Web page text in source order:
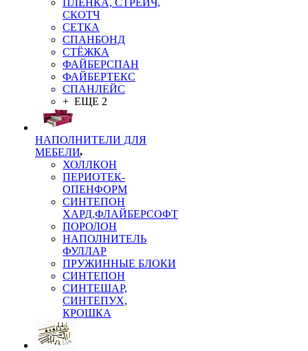
ПЛЁНКА, СТРЕЙЧ,
СКОТЧ
СЕТКА
СПАНБОНД
СТЁЖКА
ФАЙБЕРСПАН
ФАЙБЕРТЕКС
СПАНЛЕЙС
+ ЕЩЕ 2
НАПОЛНИТЕЛИ ДЛЯ
МЕБЕЛИ
ХОЛЛКОН
ПЕРИОТЕК-
ОПЕНФОРМ
СИНТЕПОН
ХАРД,ФЛАЙБЕРСОФТ
ПОРОЛОН
НАПОЛНИТЕЛЬ
ФУЛЛАР
ПРУЖИННЫЕ БЛОКИ
СИНТЕПОН
СИНТЕШАР,
СИНТЕПУХ,
КРОШКА